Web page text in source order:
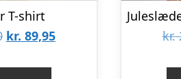
T-shirt
Den
kr. 89,95Den
kr.